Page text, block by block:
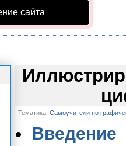
сайта
Тематика: Самоучители по
Введение